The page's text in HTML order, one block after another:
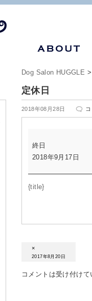
Dog Salon HUGGLE
定休日
2018年08月28日
定
休
休
日
終日
2018年9月17日
{title}
×
2017年8月20日
コメントは受け付け